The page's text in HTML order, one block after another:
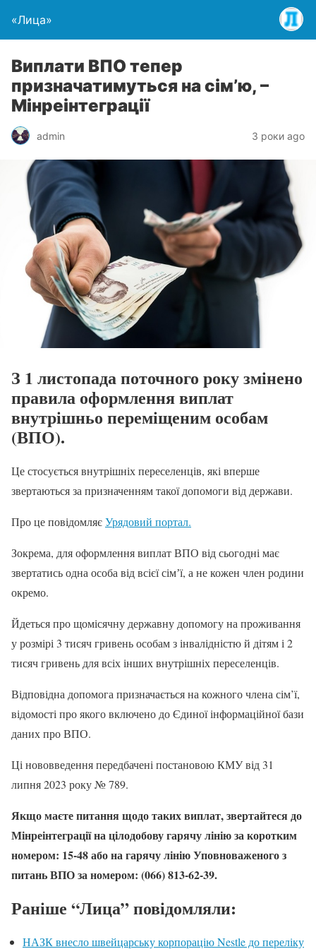
«Лица»
Виплати ВПО тепер
призначатимуться на сімʼю, –
Мінреінтеграції
admin 3 роки ago
З 1 листопада поточного року змінено
правила оформлення виплат
внутрішньо переміщеним особам
(ВПО).
Це стосується внутрішніх переселенців, які вперше
звертаються за призначенням такої допомоги від держави.
Про це повідомляєУрядовий портал.
Зокрема, для оформлення виплат ВПО від сьогодні має
звертатись одна особа від всієї сімʼї, а не кожен член родини
окремо.
Йдеться про щомісячну державну допомогу на проживання
у розмірі 3 тисяч гривень особам з інвалідністю й дітям і 2
тисяч гривень для всіх інших внутрішніх переселенців.
Відповідна допомога призначається на кожного члена сім’ї,
відомості про якого включено до Єдиної інформаційної бази
даних про ВПО.
Ці нововведення передбачені постановою КМУ від 31
липня 2023 року № 789.
Якщо маєте питання щодо таких виплат, звертайтеся до
Мінреінтеграції на цілодобову гарячу лінію за коротким
номером: 15-48 або на гарячу лінію Уповноваженого з
питань ВПО за номером: (066) 813-62-39.
Раніше “Лица” повідомляли:
НАЗК внесло швейцарську корпорацію Nestle до переліку